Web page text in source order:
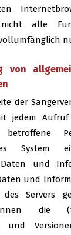
nicht alle
von
der
jedem
System
und
und
Servers
die
und